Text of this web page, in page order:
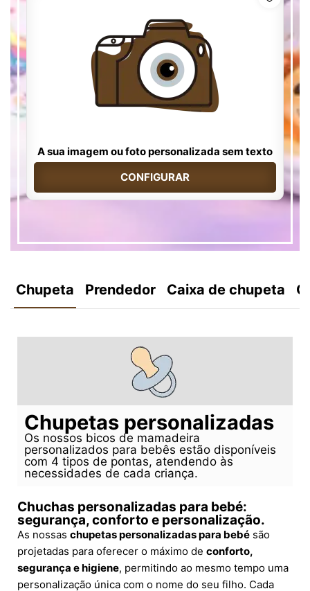
A sua imagem ou foto personalizada sem texto
CONFIGURAR
Chupeta Prendedor Caixa de chupeta
Chupetas personalizadas
Os nossos bicos de mamadeira
personalizados para bebês estão disponíveis
com 4 tipos de pontas, atendendo às
necessidades de cada criança.
Chuchas personalizadas para bebé:
segurança, conforto e personalização.
As nossas chupetas personalizadas para bebé são
projetadas para oferecer o máximo de conforto,
segurança e higiene, permitindo ao mesmo tempo uma
personalização única com o nome do seu filho. Cada